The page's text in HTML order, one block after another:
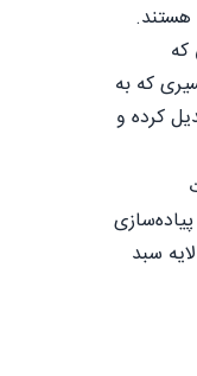
هستند.
که
که به
کرده و
سبد